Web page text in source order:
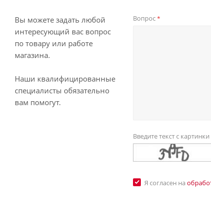
Вы можете задать любой
интересующий вас вопрос
по товару или работе
магазина.
Наши квалифицированные
специалисты обязательно
вам помогут.
Вопрос*
Введите текст с картинки
Я согласен на